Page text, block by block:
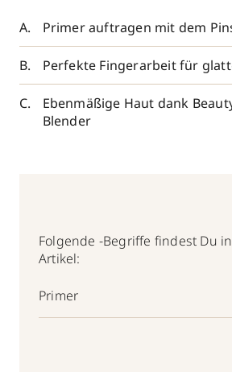
Primer auftragen mit dem
Perfekte Fingerarbeit für
Ebenmäßige Haut dank
Blender
Folgende -Begriffe findest Du
Artikel:
Primer